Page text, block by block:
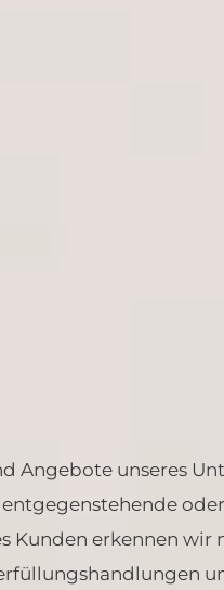
Angebote unseres
Kunden erkennen wir